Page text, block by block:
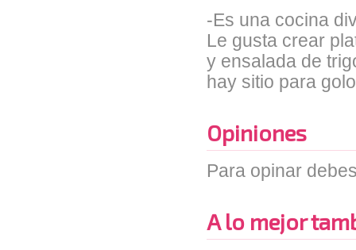
-Es una cocina
Le gusta crear
y ensalada de
hay sitio para
Opiniones
Para opinar
A lo mejor